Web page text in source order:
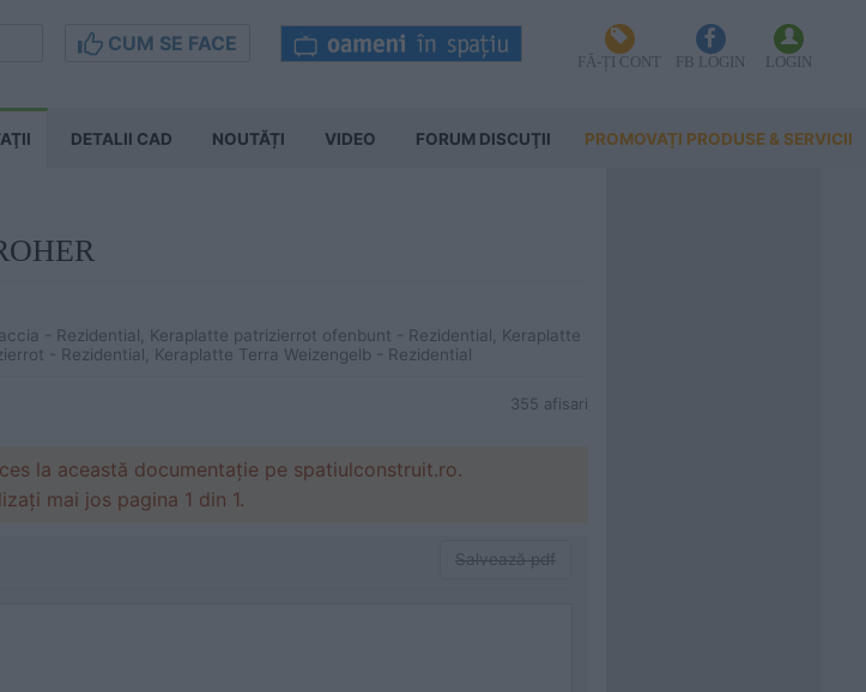
CUM SE FACE
FĂ-ȚI CONT FB LOGIN LOGIN
DETALII CAD NOUTĂȚI VIDEO FORUM DISCUŢII PROMOVAȚI PRODUSE & SERVICII
- Rezidential, Keraplatte patrizierrot ofenbunt - Rezidential, Keraplatte
- Rezidential, Keraplatte Terra Weizengelb - Rezidential
355 afisari
la această documentație pe spatiulconstruit.ro.
mai jos pagina 1 din 1.
Salvează pdf